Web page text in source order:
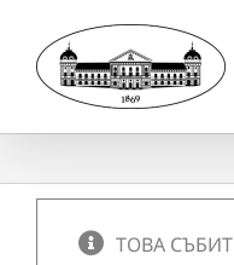
content
ТОВА